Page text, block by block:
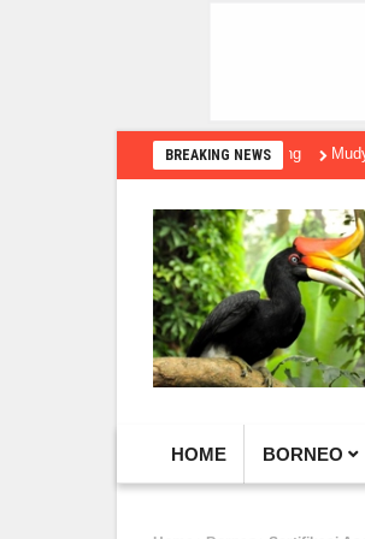
BREAKING NEWSMudyat Noor
HOME BORNEO